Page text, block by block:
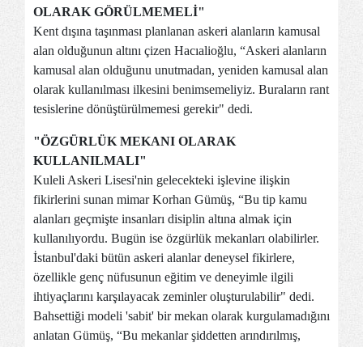
OLARAK GÖRÜLMEMELİ"
Kent dışına taşınması planlanan askeri alanların kamusal
alan olduğunun altını çizen Hacıalioğlu, “Askeri alanların
kamusal alan olduğunu unutmadan, yeniden kamusal alan
olarak kullanılması ilkesini benimsemeliyiz. Buraların rant
tesislerine dönüştürülmemesi gerekir" dedi.
"ÖZGÜRLÜK MEKANI OLARAK
KULLANILMALI"
Kuleli Askeri Lisesi'nin gelecekteki işlevine ilişkin
fikirlerini sunan mimar Korhan Gümüş, “Bu tip kamu
alanları geçmişte insanları disiplin altına almak için
kullanılıyordu. Bugün ise özgürlük mekanları olabilirler.
İstanbul'daki bütün askeri alanlar deneysel fikirlere,
özellikle genç nüfusunun eğitim ve deneyimle ilgili
ihtiyaçlarını karşılayacak zeminler oluşturulabilir" dedi.
Bahsettiği modeli 'sabit' bir mekan olarak kurgulamadığını
anlatan Gümüş, “Bu mekanlar şiddetten arındırılmış,